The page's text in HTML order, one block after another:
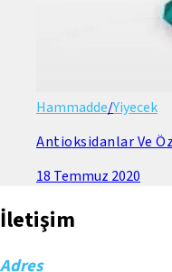
Hammadde/Yiyecek
Antioksidanlar Ve
18 Temmuz 2020
İletişim
Adres